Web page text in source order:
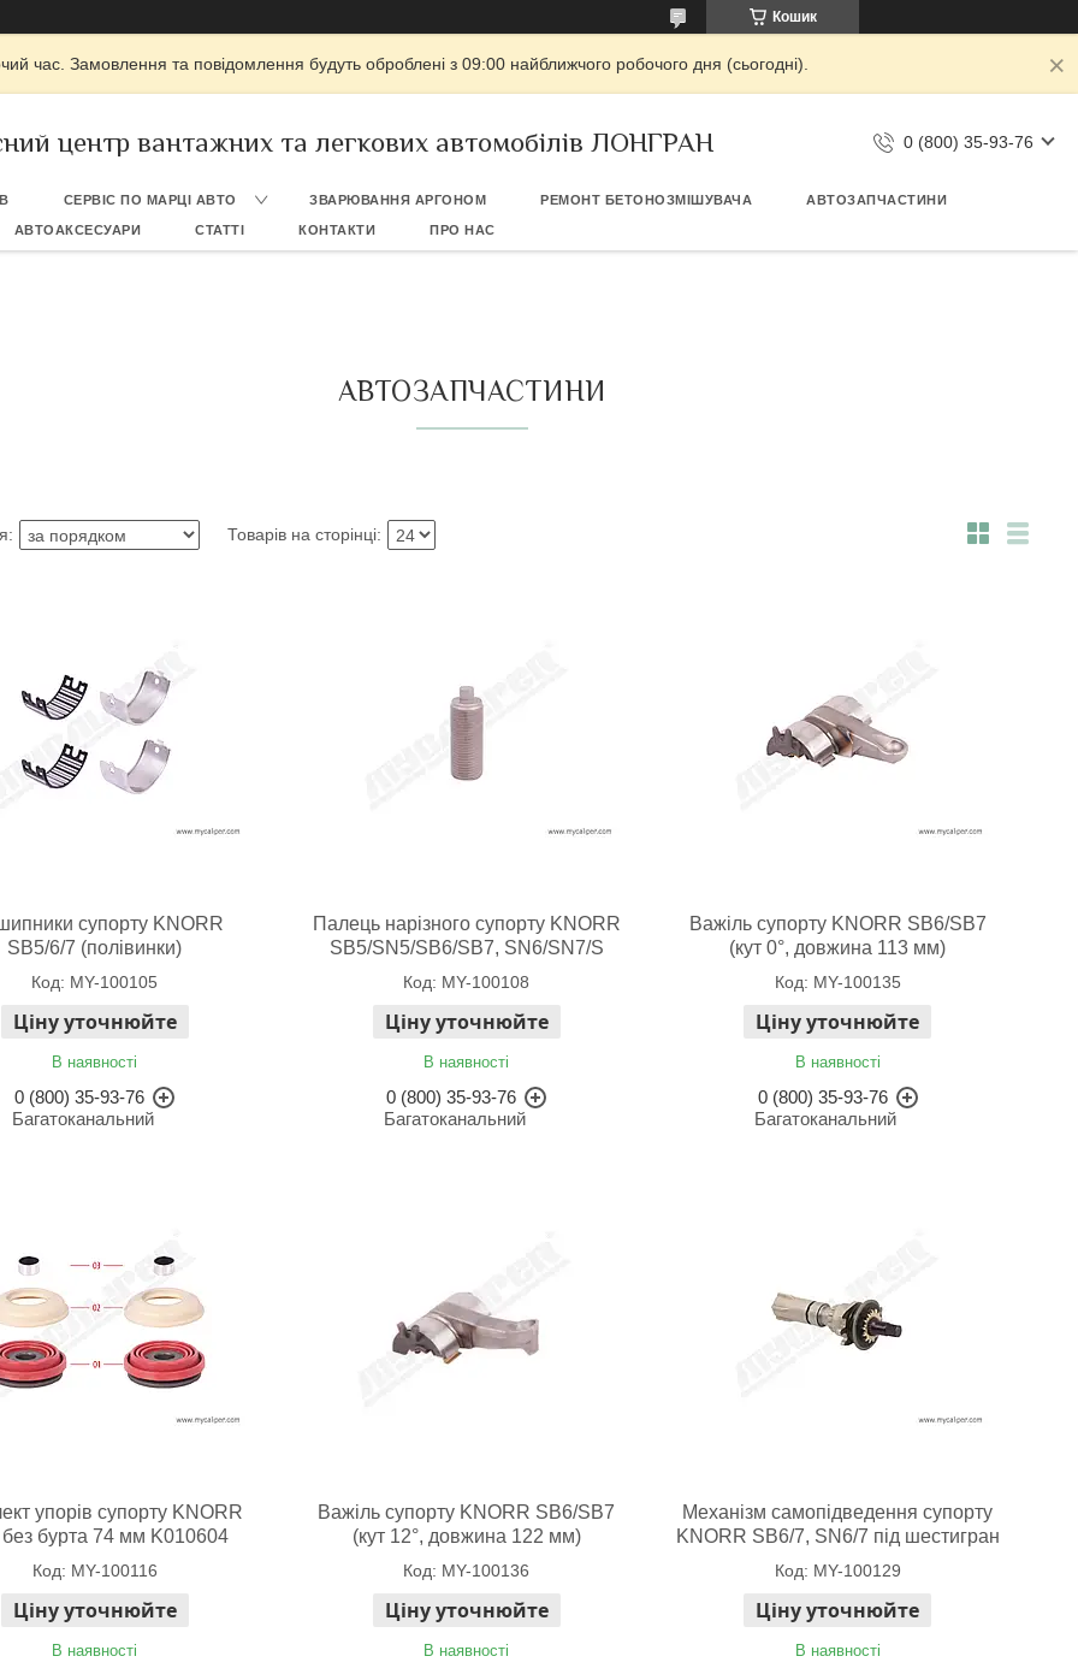
Кошик
час. Замовлення та повідомлення будуть оброблені з 09:00 найближчого робочого дня (сьогодні).
центр вантажних та легкових автомобілів ЛОНГРАН 0 (800) 35-93-76
СЕРВІС ПО МАРЦІ АВТО ЗВАРЮВАННЯ АРГОНОМ РЕМОНТ БЕТОНОЗМІШУВАЧА АВТОЗАПЧАСТИНИ
АВТОАКСЕСУАРИ СТАТТІ КОНТАКТИ ПРО НАС
АВТОЗАПЧАСТИНИ
супорту KNORR
SB5/6/7 (полівинки)
MY-100105
Ціну уточнюйте
В наявності
0 (800) 35-93-76
Багатоканальний
Палець нарізного супорту KNORR
SB5/SN5/SB6/SB7, SN6/SN7/S
MY-100108
Ціну уточнюйте
В наявності
0 (800) 35-93-76
Багатоканальний
Важіль супорту KNORR SB6/SB7
(кут 0°, довжина 113 мм)
MY-100135
Ціну уточнюйте
В наявності
0 (800) 35-93-76
Багатоканальний
упорів супорту KNORR
бурта 74 мм K010604
MY-100116
Ціну уточнюйте
В наявності
Важіль супорту KNORR SB6/SB7
(кут 12°, довжина 122 мм)
MY-100136
Ціну уточнюйте
В наявності
Механізм самопідведення супорту
KNORR SB6/7, SN6/7 під шестигран
MY-100129
Ціну уточнюйте
В наявності